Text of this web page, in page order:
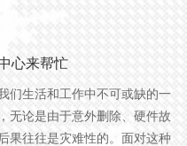
心来帮忙
们生活和工作中不可或缺的一
无论是由于意外删除、硬件故
果往往是灾难性的。面对这种